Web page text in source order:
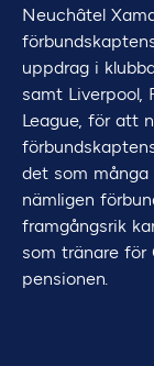
Neuchâtel
uppdrag i
samt Liverpool,
League, för att
det som många
nämligen
framgångsrik
som tränare för
pensionen.